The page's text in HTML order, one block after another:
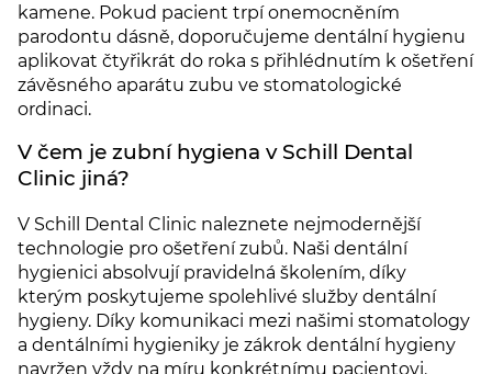
kamene. Pokud pacient trpí onemocněním
parodontu dásně, doporučujeme dentální hygienu
aplikovat čtyřikrát do roka s přihlédnutím k ošetření
závěsného aparátu zubu ve stomatologické
ordinaci.
V čem je zubní hygiena v Schill Dental
Clinic jiná?
V Schill Dental Clinic naleznete nejmodernější
technologie pro ošetření zubů. Naši dentální
hygienici absolvují pravidelná školením, díky
kterým poskytujeme spolehlivé služby dentální
hygieny. Díky komunikaci mezi našimi stomatology
a dentálními hygieniky je zákrok dentální hygieny
navržen vždy na míru konkrétnímu pacientovi.